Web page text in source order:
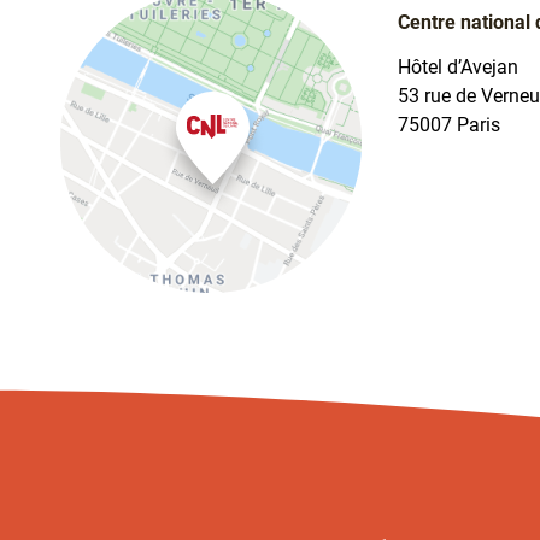
Centre national
Hôtel d’Avejan
53 rue de
75007 Paris